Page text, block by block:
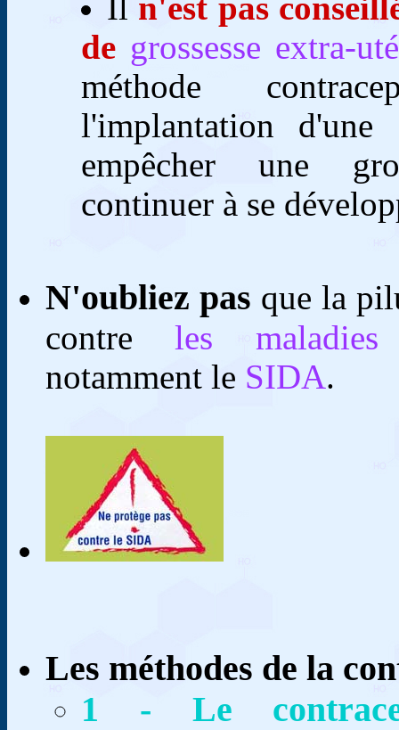
Il n'est pas
de grossesse extra-
méthode
l'implantation d'une
empêcher une
continuer à se
N'oubliez pas que la
contreles maladies
notamment le SIDA.
Les méthodes de la
1 - Le